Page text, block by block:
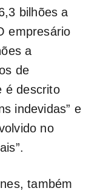
bilhões a
empresário
a
de
é descrito
indevidas” e
no
também